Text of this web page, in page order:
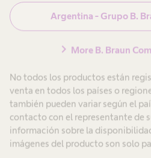
Argentina - Grupo B.
chevron_right More B. Braun
No todos los productos están
venta en todos los países o
también pueden variar según el
contacto con el representante de
información sobre la
imágenes del producto son solo